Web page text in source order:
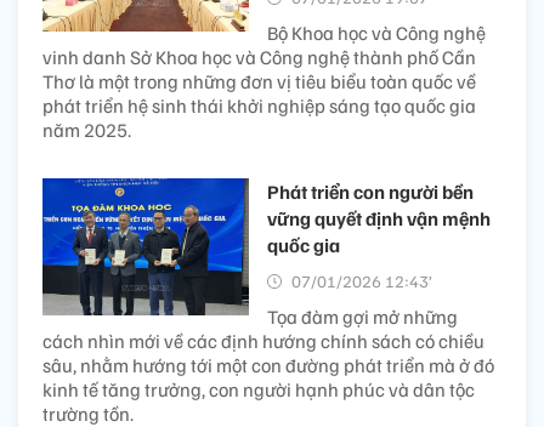
Bộ Khoa học và Công nghệ
vinh danh Sở Khoa học và Công nghệ thành phố Cần
Thơ là một trong những đơn vị tiêu biểu toàn quốc về
phát triển hệ sinh thái khởi nghiệp sáng tạo quốc gia
năm 2025.
Phát triển con người bền
vững quyết định vận mệnh
quốc gia
07/01/2026 12:43’
Tọa đàm gợi mở những
cách nhìn mới về các định hướng chính sách có chiều
sâu, nhằm hướng tới một con đường phát triển mà ở đó
kinh tế tăng trưởng, con người hạnh phúc và dân tộc
trường tồn.